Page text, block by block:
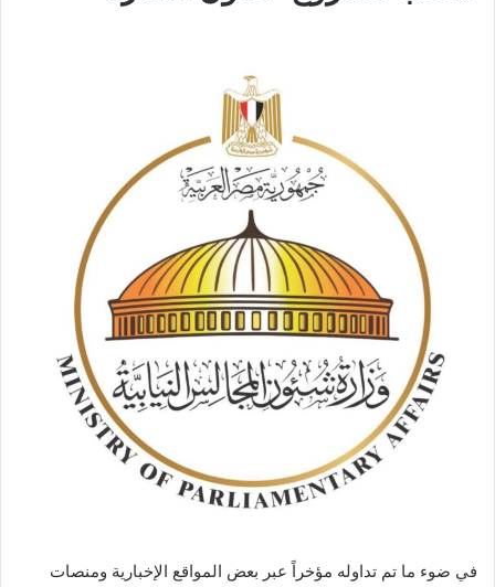
في ضوء ما تم تداوله مؤخراً عبر بعض المواقع الإخبارية ومنصات